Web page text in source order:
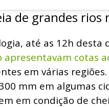
de grandes rios
até as 12h desta
apresentavam cotas
em várias regiões.
mm em algumas
em condição de